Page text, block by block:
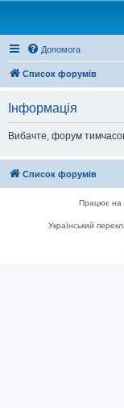
Допомога
Список форумів
Інформація
Вибачте, форум
Список форумів
Працює на
Український